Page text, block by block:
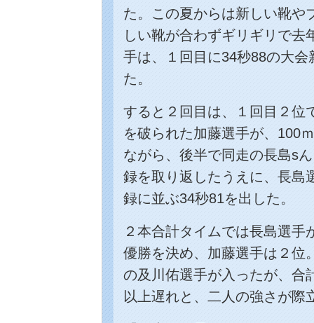
た。この夏からは新しい靴や
しい靴が合わずギリギリで去
手は、１回目に34秒88の大
た。
すると２回目は、１回目２位
を破られた加藤選手が、100
ながら、後半で同走の長島s
録を取り返したうえに、長島
録に並ぶ34秒81を出した。
２本合計タイムでは長島選
優勝を決め、加藤選手は２位
の及川佑選手が入ったが、合
以上遅れと、二人の強さが際